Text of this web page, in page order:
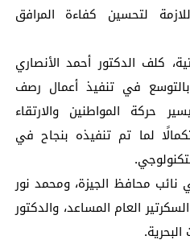
لتحسين كفاءة المرافق
كلف الدكتور أحمد الأنصاري
بالتوسع في تنفيذ أعمال رصف
حركة المواطنين والارتقاء
لما تم تنفيذه بنجاح في
نائب محافظ الجيزة، ومحمد نور
العام المساعد، والدكتور